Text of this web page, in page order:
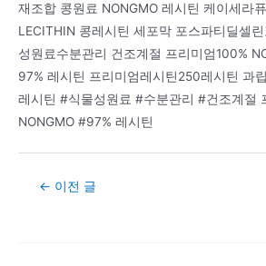
재조합 콩원료 NONGMO 레시틴 케이세라
LECITHIN 콩레시틴 세포막 포스파티딜셀
성원료수분관리 건조계절 프리미엄100%
97% 레시틴 프리미엄레시틴250레시틴 과
레시틴 #식물성원료 #수분관리 #건조계절
NONGMO #97% 레시틴
Post← 이전 글